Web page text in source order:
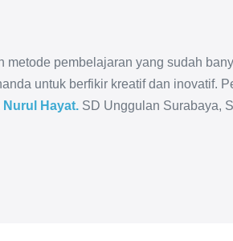
pembelajaran yang sudah
untuk berfikir kreatif dan inovatif.
Nurul Hayat. SD Unggulan Surabaya,